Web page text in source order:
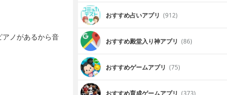
ノがあるから音
おすすめ占いアプリ (912)
おすすめ殿堂入り神アプリ (86)
おすすめゲームアプリ (75)
おすすめ育成ゲームアプリ (373)